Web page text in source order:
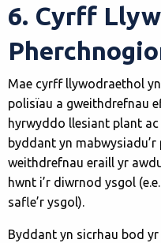
6. Cyrff
Mae cyrff llywodraethol
polisïau a gweithdrefnau
hyrwyddo llesiant plant
byddant yn
weithdrefnau eraill yr
hwnt i’r diwrnod ysgol
safle’r ysgol).
Byddant yn sicrhau bod